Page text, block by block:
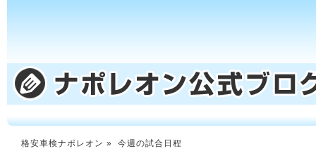
格安車検ナポレオン » 今週の試合日程